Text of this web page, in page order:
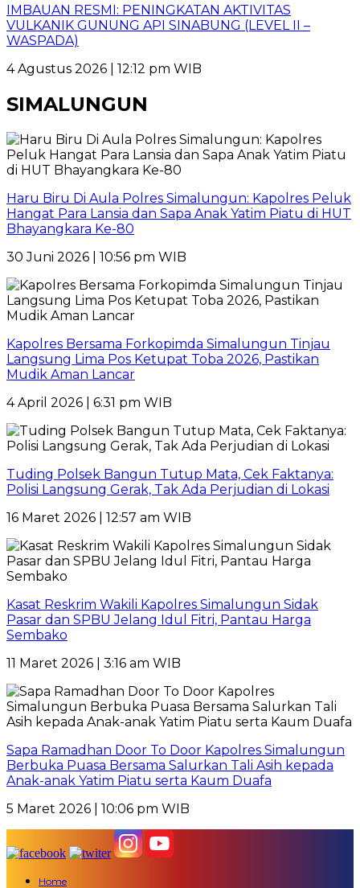
IMBAUAN RESMI: PENINGKATAN AKTIVITAS
VULKANIK GUNUNG API SINABUNG (LEVEL II –
WASPADA)
4 Agustus 2026 | 12:12 pm WIB
SIMALUNGUN
Haru Biru Di Aula Polres Simalungun: Kapolres Peluk
Hangat Para Lansia dan Sapa Anak Yatim Piatu di HUT
Bhayangkara Ke-80
30 Juni 2026 | 10:56 pm WIB
Kapolres Bersama Forkopimda Simalungun Tinjau
Langsung Lima Pos Ketupat Toba 2026, Pastikan
Mudik Aman Lancar
4 April 2026 | 6:31 pm WIB
Tuding Polsek Bangun Tutup Mata, Cek Faktanya:
Polisi Langsung Gerak, Tak Ada Perjudian di Lokasi
16 Maret 2026 | 12:57 am WIB
Kasat Reskrim Wakili Kapolres Simalungun Sidak
Pasar dan SPBU Jelang Idul Fitri, Pantau Harga
Sembako
11 Maret 2026 | 3:16 am WIB
Sapa Ramadhan Door To Door Kapolres Simalungun
Berbuka Puasa Bersama Salurkan Tali Asih kepada
Anak-anak Yatim Piatu serta Kaum Duafa
5 Maret 2026 | 10:06 pm WIB
Home